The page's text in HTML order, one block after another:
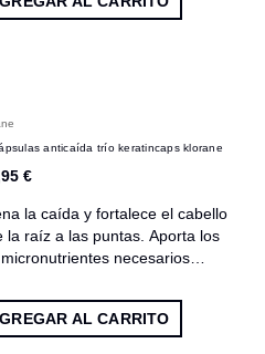
anticaída trío keratincaps klorane
€
la caída y fortalece el cabello
la raíz a las puntas. Aporta los
micronutrientes necesarios…
AL CARRITO